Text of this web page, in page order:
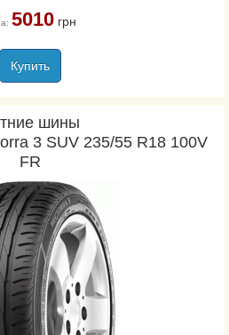
5010грн
Купить
шины
3 SUV 235/55 R18 100V
FR